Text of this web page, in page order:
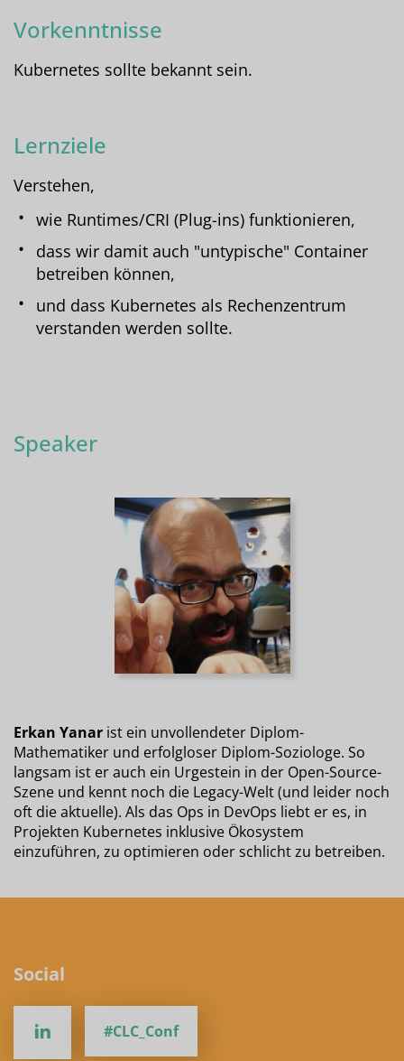
Vorkenntnisse
Kubernetes sollte bekannt sein.
Lernziele
Verstehen,
wie Runtimes/CRI (Plug-ins) funktionieren,
dass wir damit auch "untypische" Container
betreiben können,
und dass Kubernetes als Rechenzentrum
verstanden werden sollte.
Speaker
Erkan Yanar ist ein unvollendeter Diplom-
Mathematiker und erfolgloser Diplom-Soziologe. So
langsam ist er auch ein Urgestein in der Open-Source-
Szene und kennt noch die Legacy-Welt (und leider noch
oft die aktuelle). Als das Ops in DevOps liebt er es, in
Projekten Kubernetes inklusive Ökosystem
einzuführen, zu optimieren oder schlicht zu betreiben.
Social
#CLC_Conf